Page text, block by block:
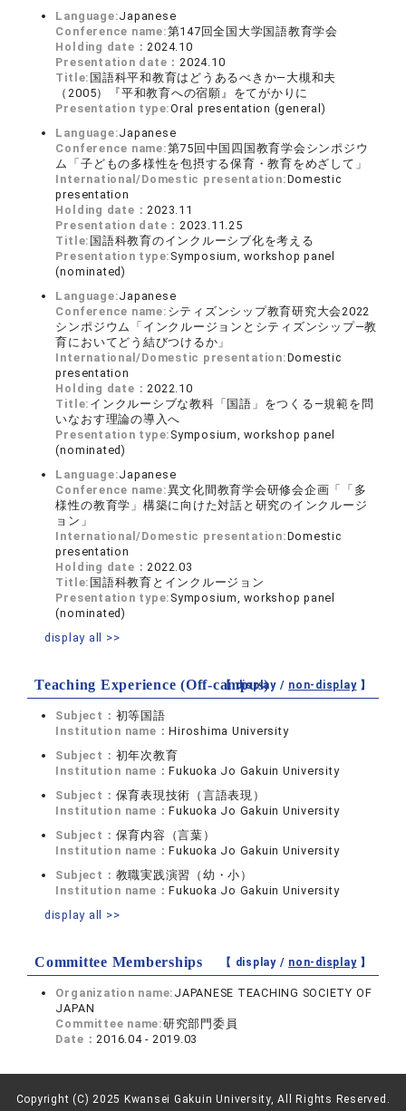
Language:Japanese
Conference name:第147回全国大学国語教育学会
Holding date：2024.10
Presentation date：2024.10
Title: 国語科平和教育はどうあるべきか―大槻和夫
（2005）『平和教育への宿願』をてがかりに
Presentation type:Oral presentation (general)
Language:Japanese
Conference name:第75回中国四国教育学会シンポジウ
ム「子どもの多様性を包摂する保育・教育をめざして」
International/Domestic presentation:Domestic
presentation
Holding date：2023.11
Presentation date：2023.11.25
Title: 国語科教育のインクルーシブ化を考える
Presentation type: Symposium, workshop panel
(nominated)
Language:Japanese
Conference name: シティズンシップ教育研究大会2022
シンポジウム「インクルージョンとシティズンシップ―教
育においてどう結びつけるか」
International/Domestic presentation:Domestic
presentation
Holding date：2022.10
Title: インクルーシブな教科「国語」をつくる―規範を問
いなおす理論の導入へ
Presentation type: Symposium, workshop panel
(nominated)
Language:Japanese
Conference name:異文化間教育学会研修会企画「「多
様性の教育学」構築に向けた対話と研究のインクルージ
ョン」
International/Domestic presentation:Domestic
presentation
Holding date：2022.03
Title: 国語科教育とインクルージョン
Presentation type: Symposium, workshop panel
(nominated)
display all >>
Teaching Experience (Off-campus)
【 display / non-display】
Subject： 初等国語
Institution name：Hiroshima University
Subject： 初年次教育
Institution name：Fukuoka Jo Gakuin University
Subject： 保育表現技術（言語表現）
Institution name：Fukuoka Jo Gakuin University
Subject： 保育内容（言葉）
Institution name：Fukuoka Jo Gakuin University
Subject： 教職実践演習（幼・小）
Institution name：Fukuoka Jo Gakuin University
display all >>
Committee Memberships 【 display / non-display】
Organization name: JAPANESE TEACHING SOCIETY OF
JAPAN
Committee name:研究部門委員
Date：2016.04 - 2019.03
Copyright (C) 2025 Kwansei Gakuin University, All Rights Reserved.